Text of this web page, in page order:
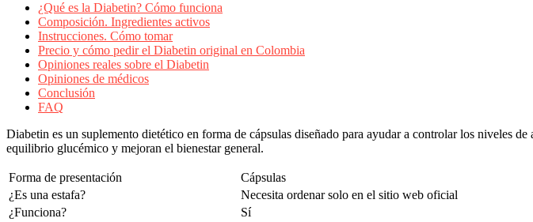
¿Qué es la Diabetin? Cómo funciona
Composición. Ingredientes activos
Instrucciones. Cómo tomar
Precio y cómo pedir el Diabetin original en Colombia
Opiniones reales sobre el Diabetin
Opiniones de médicos
Conclusión
FAQ
Diabetin es un suplemento dietético en forma de cápsulas diseñado para ayudar a controlar los niveles
equilibrio glucémico y mejoran el bienestar general.
Forma de presentación
Cápsulas
¿Es una estafa?
Necesita ordenar solo en el sitio web oficial
¿Funciona?
Sí